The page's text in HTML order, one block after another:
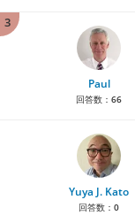
3
Paul
回答数： 66
Yuya J. Kato
回答数： 0